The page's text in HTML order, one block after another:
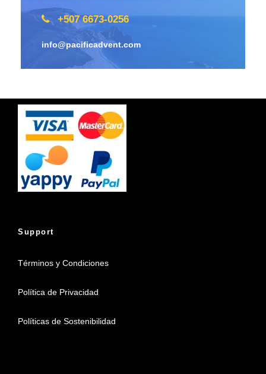
+507 6673-0256
info@pacificadvent.com
Support
Términos y Condiciones
Política de Privacidad
Políticas de Sostenibilidad